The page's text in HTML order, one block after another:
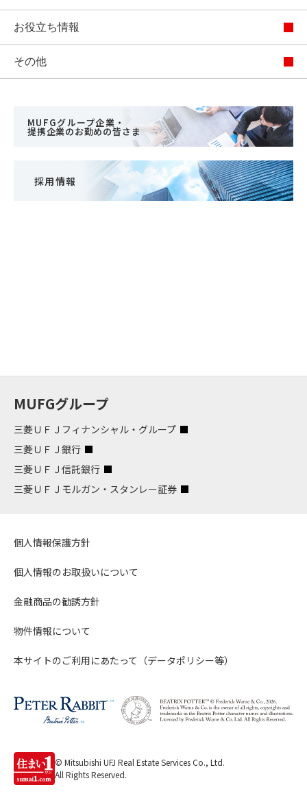
お役立ち情報
その他
MUFGグループ企業・
提携企業のお勤めの皆さま
採用情報
MUFGグループ
三菱ＵＦＪフィナンシャル・グループ
三菱ＵＦＪ銀行
三菱ＵＦＪ信託銀行
三菱ＵＦＪモルガン・スタンレー証券
個人情報保護方針
個人情報のお取扱いについて
金融商品の勧誘方針
物件情報について
本サイトのご利用にあたって（データポリシー等）
© Mitsubishi UFJ Real Estate Services Co., Ltd.
All Rights Reserved.